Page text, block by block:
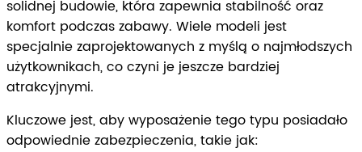
solidnej budowie, która zapewnia stabilność oraz
komfort podczas zabawy. Wiele modeli jest
specjalnie zaprojektowanych z myślą o najmłodszych
użytkownikach, co czyni je jeszcze bardziej
atrakcyjnymi.
Kluczowe jest, aby wyposażenie tego typu posiadało
odpowiednie zabezpieczenia, takie jak: